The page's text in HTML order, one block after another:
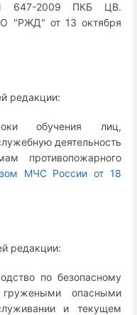
647-2009 ПКБ ЦВ.
"РЖД" от 13 октября
редакции:
обучения лиц,
деятельность
противопожарного
МЧС России от 18
редакции:
по безопасному
опасными
и текущем